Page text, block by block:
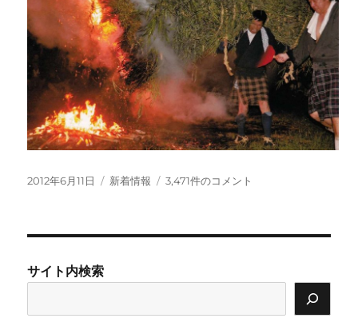
投
2012年6月11日
カ
新着情報
八
常
で
3,471件のコメント
サイト内検索